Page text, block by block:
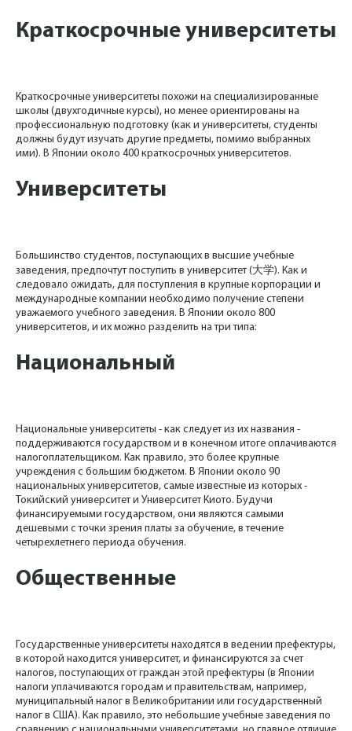
Краткосрочные университеты
Краткосрочные университеты похожи на специализированные
школы (двухгодичные курсы), но менее ориентированы на
профессиональную подготовку (как и университеты, студенты
должны будут изучать другие предметы, помимо выбранных
ими). В Японии около 400 краткосрочных университетов.
Университеты
Большинство студентов, поступающих в высшие учебные
заведения, предпочтут поступить в университет (大学). Как и
следовало ожидать, для поступления в крупные корпорации и
международные компании необходимо получение степени
уважаемого учебного заведения. В Японии около 800
университетов, и их можно разделить на три типа:
Национальный
Национальные университеты - как следует из их названия -
поддерживаются государством и в конечном итоге оплачиваются
налогоплательщиком. Как правило, это более крупные
учреждения с большим бюджетом. В Японии около 90
национальных университетов, самые известные из которых -
Токийский университет и Университет Киото. Будучи
финансируемыми государством, они являются самыми
дешевыми с точки зрения платы за обучение, в течение
четырехлетнего периода обучения.
Общественные
Государственные университеты находятся в ведении префектуры,
в которой находится университет, и финансируются за счет
налогов, поступающих от граждан этой префектуры (в Японии
налоги уплачиваются городам и правительствам, например,
муниципальный налог в Великобритании или государственный
налог в США). Как правило, это небольшие учебные заведения по